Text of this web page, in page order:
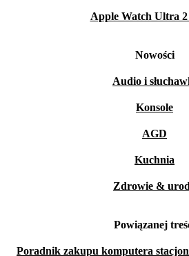
Apple Watch Ultra 2
Nowości
Audio i
Konsole
AGD
Kuchnia
Zdrowie &
Powiązanej
Poradnik zakupu komputera